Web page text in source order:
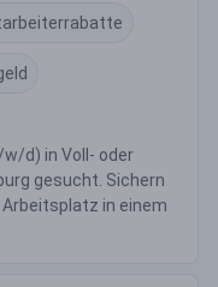
d) in Voll- oder
gesucht. Sichern
in einem